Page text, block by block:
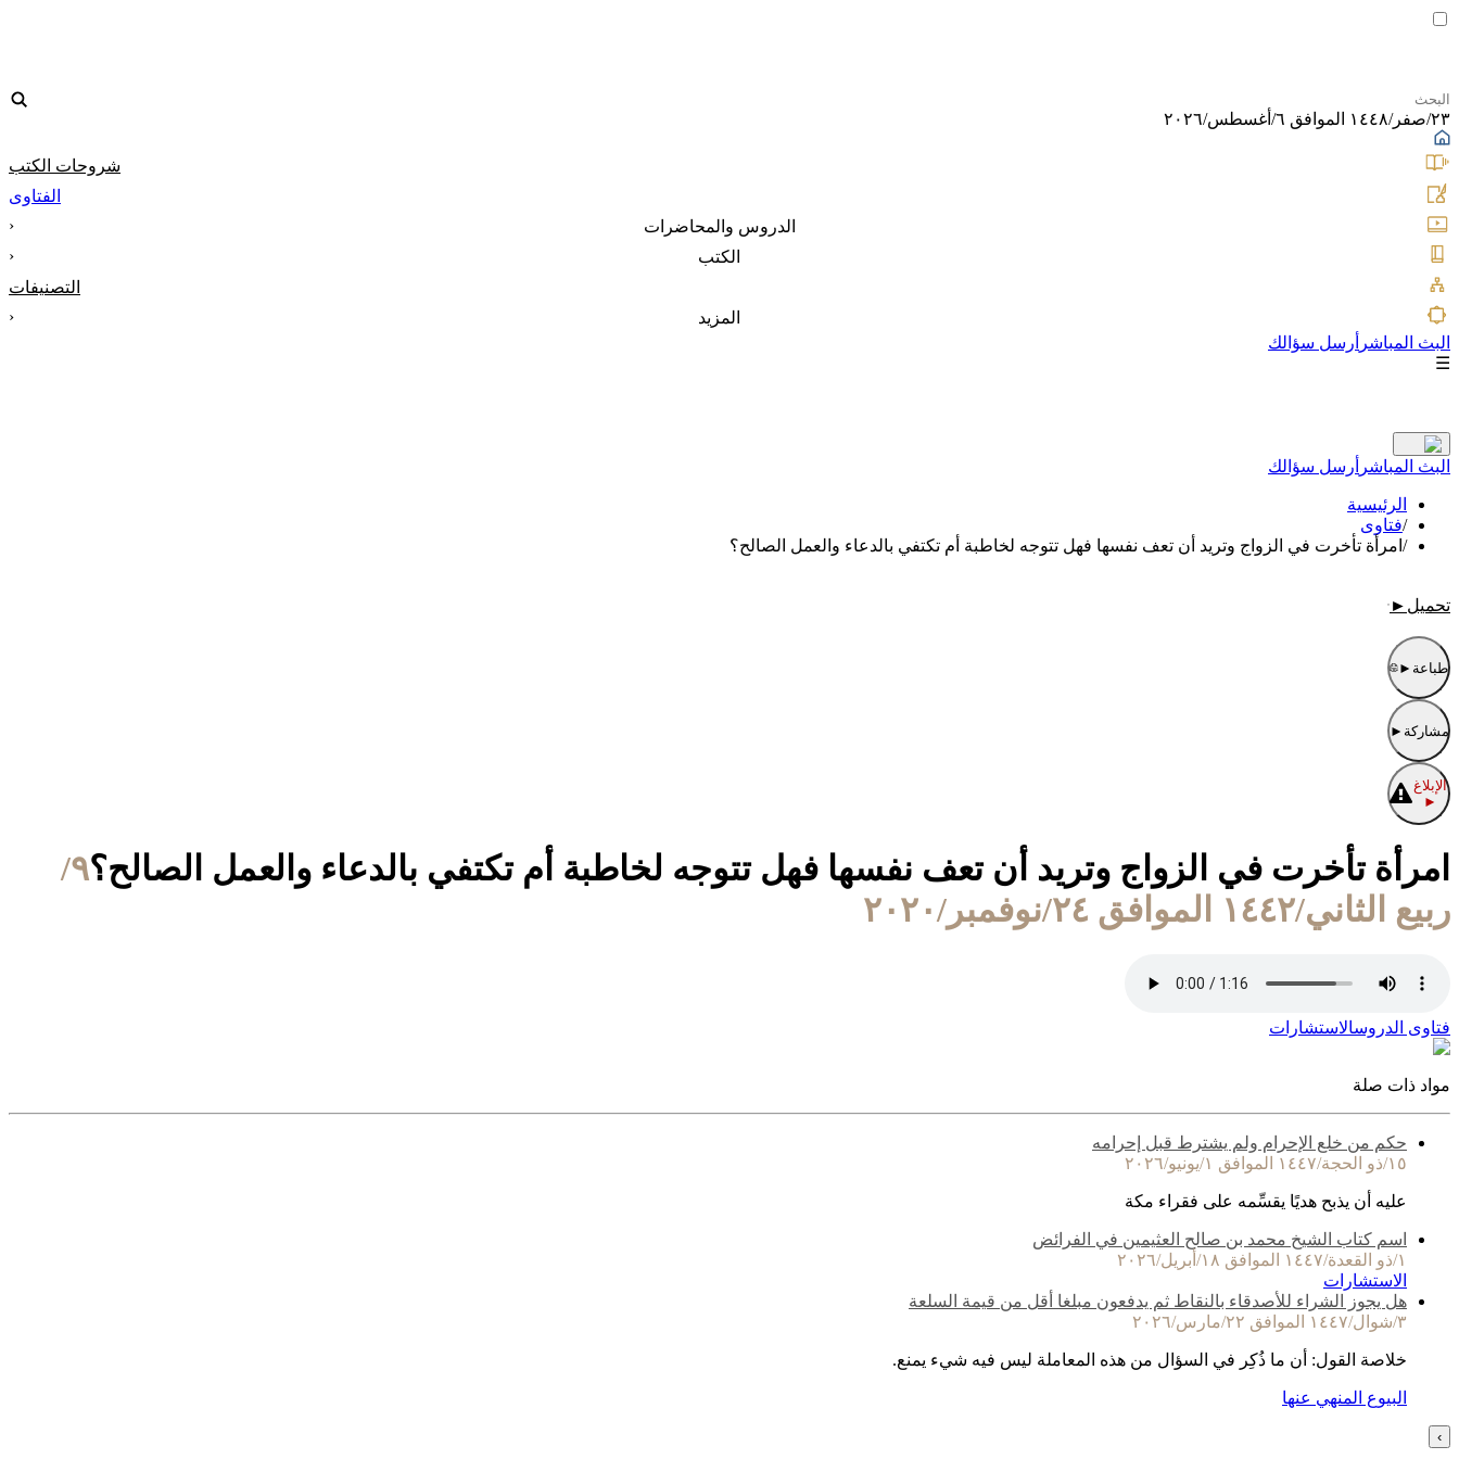
٢٣/صفر/١٤٤٨ الموافق ٦/أغسطس/٢٠٢٦
شروحات الكتب
الفتاوى
الدروس والمحاضرات
‹
الكتب
‹
التصنيفات
المزيد
‹
البث المباشر أرسل سؤالك
☰
البث المباشر أرسل سؤالك
الرئيسية
/فتاوى
/ امرأة تأخرت في الزواج وتريد أن تعف نفسها فهل تتوجه لخاطبة أم تكتفي بالدعاء والعمل الصالح؟
تحميل ►
طباعة ►
مشاركة ►
الإبلاغ
►
امرأة تأخرت في الزواج وتريد أن تعف نفسها فهل تتوجه لخاطبة أم تكتفي بالدعاء والعمل الصالح؟ ٩/
ربيع الثاني/١٤٤٢ الموافق ٢٤/نوفمبر/٢٠٢٠
فتاوى الدروسالاستشارات
مواد ذات صلة
حكم من خلع الإحرام ولم يشترط قبل إحرامه
١٥/ذو الحجة/١٤٤٧ الموافق ١/يونيو/٢٠٢٦
عليه أن يذبح هديًا يقسِّمه على فقراء مكة
اسم كتاب الشيخ محمد بن صالح العثيمين في الفرائض
١/ذو القعدة/١٤٤٧ الموافق ١٨/أبريل/٢٠٢٦
الاستشارات
هل يجوز الشراء للأصدقاء بالنقاط ثم يدفعون مبلغا أقل من قيمة السلعة
٣/شوال/١٤٤٧ الموافق ٢٢/مارس/٢٠٢٦
خلاصة القول: أن ما ذُكِر في السؤال من هذه المعاملة ليس فيه شيء يمنع.
البيوع المنهي عنها
›